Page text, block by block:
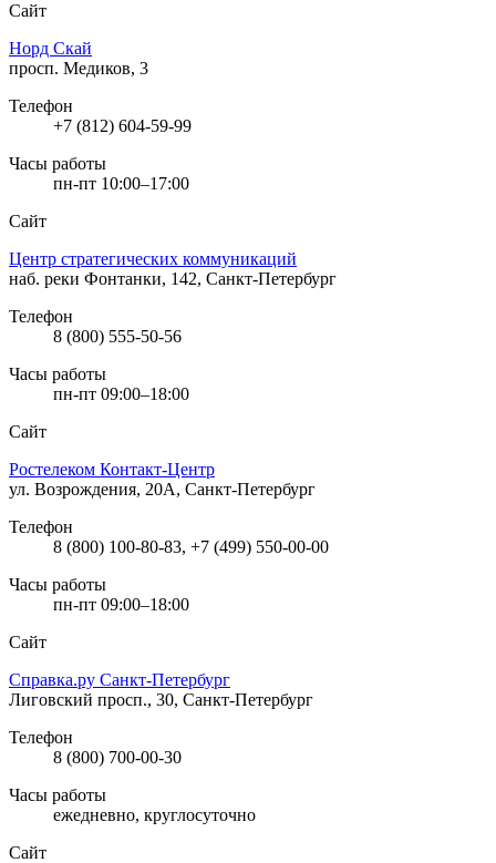
Сайт
Норд Скай
просп. Медиков, 3
Телефон
+7 (812) 604-59-99
Часы работы
пн-пт 10:00–17:00
Сайт
Центр стратегических коммуникаций
наб. реки Фонтанки, 142, Санкт-Петербург
Телефон
8 (800) 555-50-56
Часы работы
пн-пт 09:00–18:00
Сайт
Ростелеком Контакт-Центр
ул. Возрождения, 20А, Санкт-Петербург
Телефон
8 (800) 100-80-83, +7 (499) 550-00-00
Часы работы
пн-пт 09:00–18:00
Сайт
Справка.ру Санкт-Петербург
Лиговский просп., 30, Санкт-Петербург
Телефон
8 (800) 700-00-30
Часы работы
ежедневно, круглосуточно
Сайт